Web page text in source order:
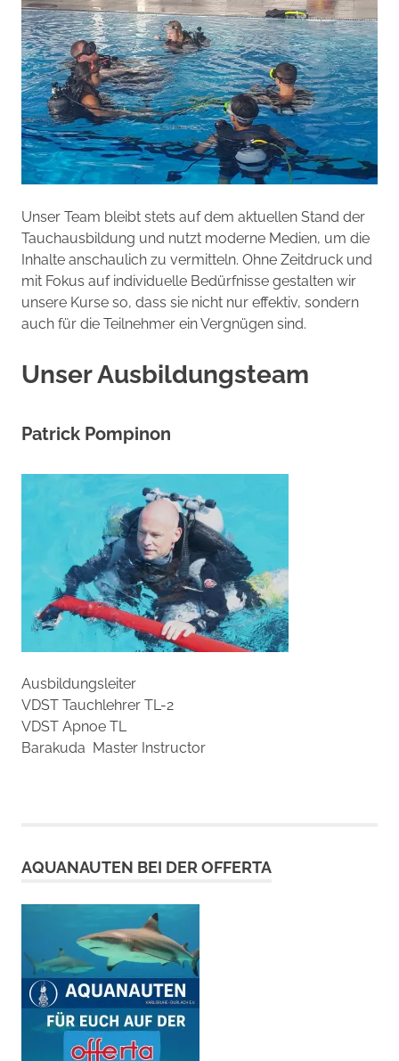
Unser Team bleibt stets auf dem aktuellen Stand der
Tauchausbildung und nutzt moderne Medien, um die
Inhalte anschaulich zu vermitteln. Ohne Zeitdruck und
mit Fokus auf individuelle Bedürfnisse gestalten wir
unsere Kurse so, dass sie nicht nur effektiv, sondern
auch für die Teilnehmer ein Vergnügen sind.
Unser Ausbildungsteam
Patrick Pompinon
Ausbildungsleiter
VDST Tauchlehrer TL-2
VDST Apnoe TL
Barakuda Master Instructor
AQUANAUTEN BEI DER OFFERTA